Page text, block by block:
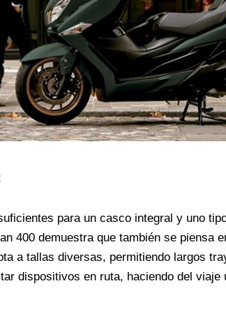
para un casco integral y uno
400 demuestra que también se piensa
a tallas diversas, permitiendo largos
dispositivos en ruta, haciendo del viaje